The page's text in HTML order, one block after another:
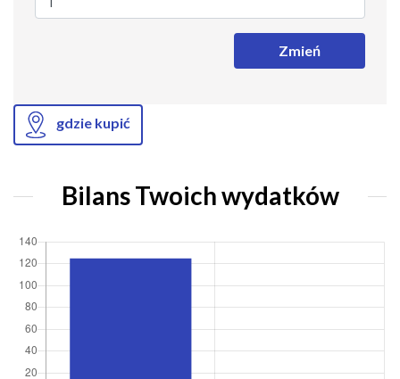
Zmień
gdzie kupić
Bilans Twoich wydatków